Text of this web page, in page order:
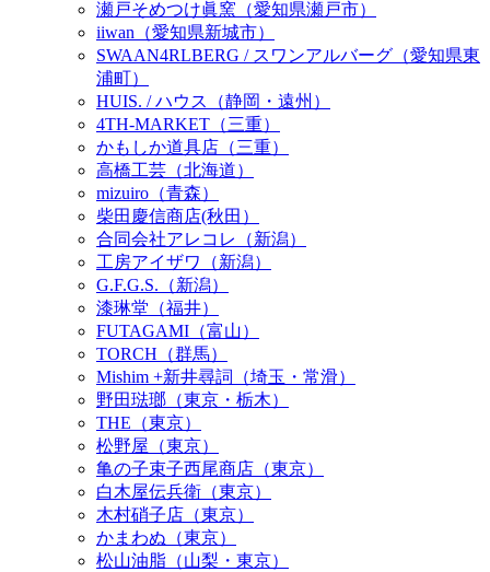
瀬戸そめつけ眞窯（愛知県瀬戸市）
iiwan（愛知県新城市）
SWAAN4RLBERG / スワンアルバーグ（愛知県東
浦町）
HUIS. / ハウス（静岡・遠州）
4TH-MARKET（三重）
かもしか道具店（三重）
高橋工芸（北海道）
mizuiro（青森）
柴田慶信商店(秋田）
合同会社アレコレ（新潟）
工房アイザワ（新潟）
G.F.G.S.（新潟）
漆琳堂（福井）
FUTAGAMI（富山）
TORCH（群馬）
Mishim +新井尋詞（埼玉・常滑）
野田琺瑯（東京・栃木）
THE（東京）
松野屋（東京）
亀の子束子西尾商店（東京）
白木屋伝兵衛（東京）
木村硝子店（東京）
かまわぬ（東京）
松山油脂（山梨・東京）